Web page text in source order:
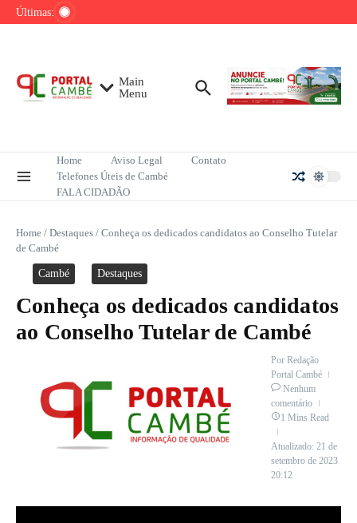
Ir para o conteúdo
Últimas:
Mega-Sena sorteia R$ 165 milhões neste
sobre redução do desmatamento na Amazônia
Main
Menu
Home Aviso Legal
Contato
Telefones Úteis de Cambé
FALA CIDADÃO
Home / Destaques / Conheça os dedicados candidatos ao Conselho Tutelar
de Cambé
Cambé Destaques
Conheça os dedicados candidatos
ao Conselho Tutelar de Cambé
Por Redação
Portal Cambé
Nenhum
comentário
1 Mins Read
Atualizado: 21 de
setembro de 2023
20:12